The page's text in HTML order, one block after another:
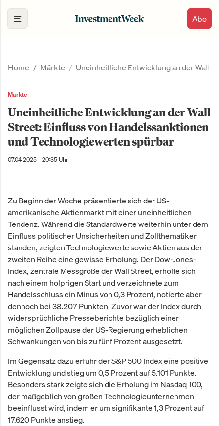
Abo
Home Märkte Uneinheitliche Entwicklung an der Wall
Märkte
Uneinheitliche Entwicklung an der Wall
Street: Einfluss von Handelssanktionen
und Technologiewerten spürbar
07.04.2025 - 20:35 Uhr
Zu Beginn der Woche präsentierte sich der US-
amerikanische Aktienmarkt mit einer uneinheitlichen
Tendenz. Während die Standardwerte weiterhin unter dem
Einfluss politischer Unsicherheiten und Zollthematiken
standen, zeigten Technologiewerte sowie Aktien aus der
zweiten Reihe eine gewisse Erholung. Der Dow-Jones-
Index, zentrale Messgröße der Wall Street, erholte sich
nach einem holprigen Start und verzeichnete zum
Handelsschluss ein Minus von 0,3 Prozent, notierte aber
dennoch bei 38.207 Punkten. Zuvor war der Index durch
widersprüchliche Presseberichte bezüglich einer
möglichen Zollpause der US-Regierung erheblichen
Schwankungen von bis zu fünf Prozent ausgesetzt.
Im Gegensatz dazu erfuhr der S&P 500 Index eine positive
Entwicklung und stieg um 0,5 Prozent auf 5.101 Punkte.
Besonders stark zeigte sich die Erholung im Nasdaq 100,
der maßgeblich von großen Technologieunternehmen
beeinflusst wird, indem er um signifikante 1,3 Prozent auf
17.620 Punkte anstieg.